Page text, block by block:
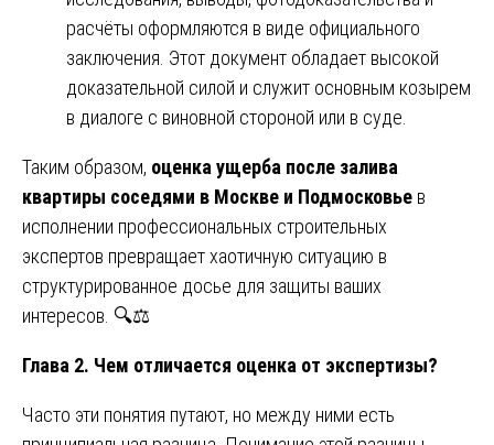
расчёты оформляются в виде официального
заключения. Этот документ обладает высокой
доказательной силой и служит основным козырем
в диалоге с виновной стороной или в суде.
Таким образом, оценка ущерба после залива
квартиры соседями в Москве и Подмосковье в
исполнении профессиональных строительных
экспертов превращает хаотичную ситуацию в
структурированное досье для защиты ваших
интересов. 🔍⚖️
Глава 2. Чем отличается оценка от экспертизы?
Часто эти понятия путают, но между ними есть